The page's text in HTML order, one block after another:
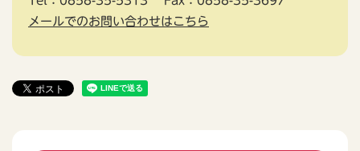
メールでのお問い合わせはこちら